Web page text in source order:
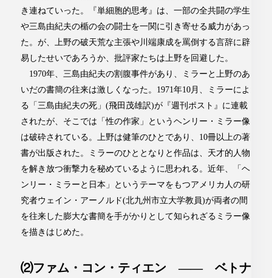
き連ねていった。『単細胞的思考』は、一部の全共闘の学生
や三島由紀夫の楯の会の闘士を一関に引き寄せる威力があっ
た。が、上野の破天荒な主張や川端康成を罵倒する言辞に辟
易したせいであろうか、批評家たちは上野を回避した。
1970年、三島由紀夫の割腹事件があり、ミラーと上野のあ
いだの書簡の往来は激しくなった。1971年10月、ミラーによ
る「三島由紀夫の死」(飛田茂雄訳)が『週刊ポスト』に連載
されたが、そこでは「性の作家」というヘンリー・ミラー像
は破砕されている。上野は健筆のひとであり、10冊以上の著
書が出版された。ミラーのひととなりと作品は、天才的人物
を解き放つ衝撃力を秘めているように思われる。近年、「ヘ
ンリー・ミラーと日本」というテーマをもつアメリカ人の研
究者ウェイン・アーノルド(北九州市立大学教員)が両者の間
を往来した膨大な書簡を手がかりとして知られざるミラー像
を描きはじめた。
⑵ファム・コン・ティエン ―― ベトナ